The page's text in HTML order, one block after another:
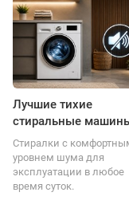
Лучшие тихие
стиральные
Стиралки с
уровнем шума для
эксплуатации в любое
время суток.